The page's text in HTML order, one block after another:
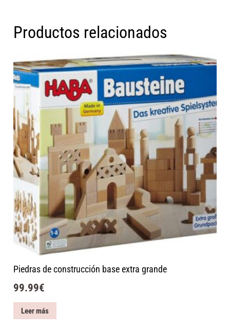
Productos relacionados
Piedras de construcción base extra grande
99.99€
Leer más